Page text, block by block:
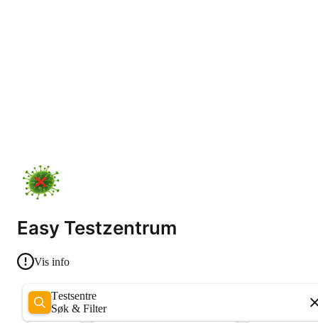
Easy Testzentrum
Vis info
Testsentre
Søk & Filter